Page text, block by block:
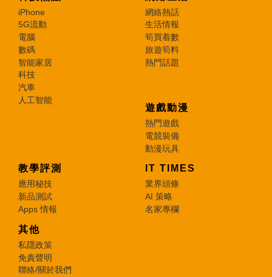
iPhone
5G流動
電腦
數碼
智能家居
科技
汽車
人工智能
網絡熱話
生活情報
筍買着數
旅遊筍料
熱門話題
遊戲動漫
熱門遊戲
電競裝備
動漫玩具
教學評測
應用秘技
新品測試
Apps 情報
IT TIMES
業界頭條
AI 策略
名家專欄
其他
私隱政策
免責聲明
聯絡/關於我們